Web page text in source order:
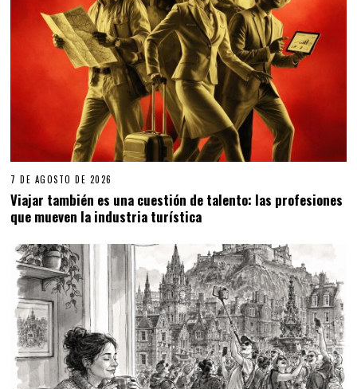
7 DE AGOSTO DE 2026
Viajar también es una cuestión de talento: las profesiones
que mueven la industria turística